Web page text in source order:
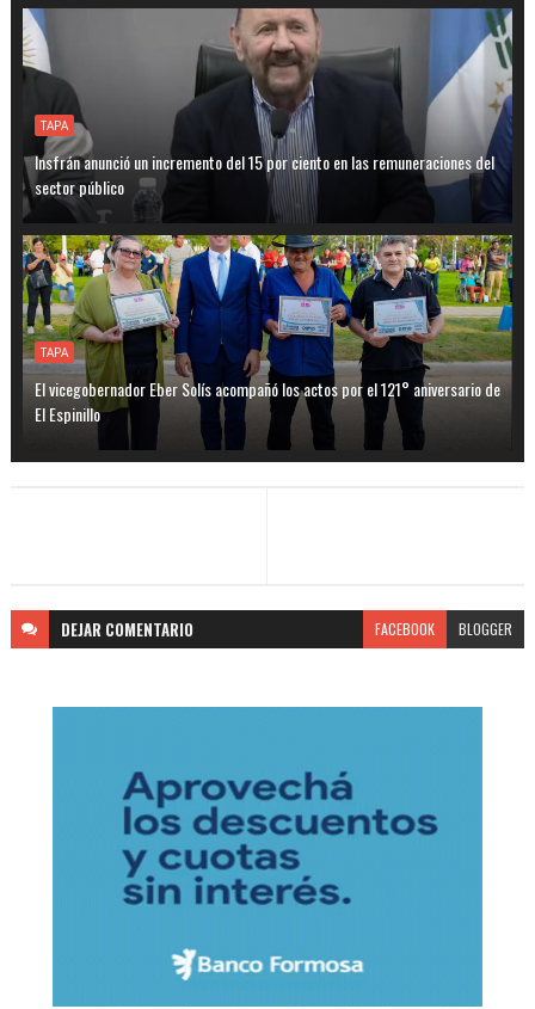
TAPA
Insfrán anunció un incremento del 15 por ciento en las remuneraciones del
sector público
TAPA
El vicegobernador Eber Solís acompañó los actos por el 121° aniversario de
El Espinillo
DEJAR COMENTARIO FACEBOOK BLOGGER